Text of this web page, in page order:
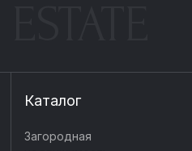
Каталог
Загородная